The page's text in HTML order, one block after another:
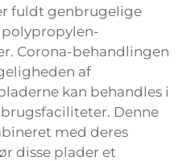
fuldt genbrugelige
Corona-behandlingen
af
kan behandles i
Denne
med deres
disse plader et